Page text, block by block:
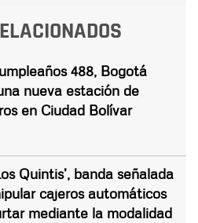
488, Bogotá
nueva estación de
en Ciudad Bolívar
Quintis’, banda señalada
cajeros automáticos
mediante la modalidad